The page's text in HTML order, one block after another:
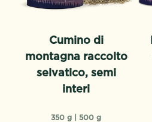
Cumino di
montagna raccolto
selvatico, semi
interi
350 g |500 g